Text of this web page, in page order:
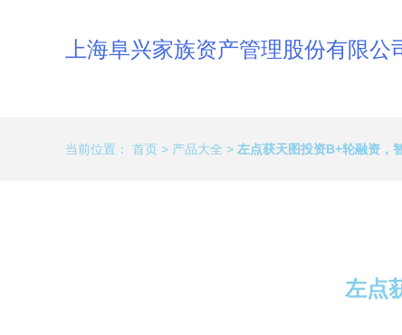
上海阜兴家族资产管理股份有限公
当前位置： 首页 > 产品大全 > 左点获天图投资B+轮融资，
左点